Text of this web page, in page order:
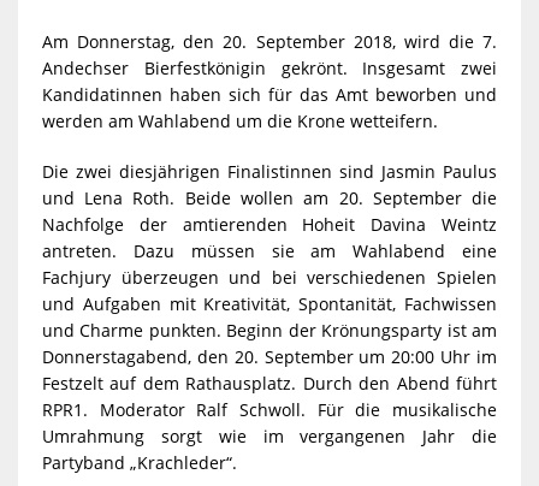
Am Donnerstag, den 20. September 2018, wird die 7.
Andechser Bierfestkönigin gekrönt. Insgesamt zwei
Kandidatinnen haben sich für das Amt beworben und
werden am Wahlabend um die Krone wetteifern.
Die zwei diesjährigen Finalistinnen sind Jasmin Paulus
und Lena Roth. Beide wollen am 20. September die
Nachfolge der amtierenden Hoheit Davina Weintz
antreten. Dazu müssen sie am Wahlabend eine
Fachjury überzeugen und bei verschiedenen Spielen
und Aufgaben mit Kreativität, Spontanität, Fachwissen
und Charme punkten. Beginn der Krönungsparty ist am
Donnerstagabend, den 20. September um 20:00 Uhr im
Festzelt auf dem Rathausplatz. Durch den Abend führt
RPR1. Moderator Ralf Schwoll. Für die musikalische
Umrahmung sorgt wie im vergangenen Jahr die
Partyband „Krachleder“.